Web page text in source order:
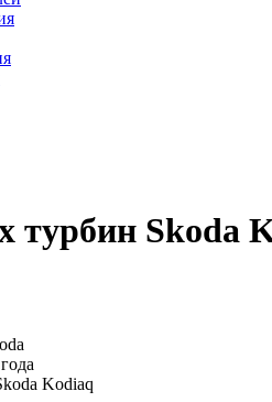
турбин
Kodiaq